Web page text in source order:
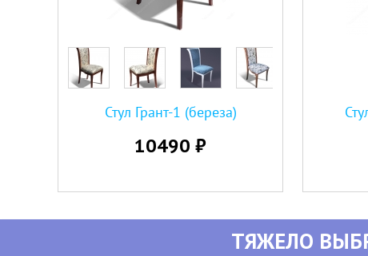
Стул Грант-1 (береза)
10490 ₽
ТЯЖЕЛО